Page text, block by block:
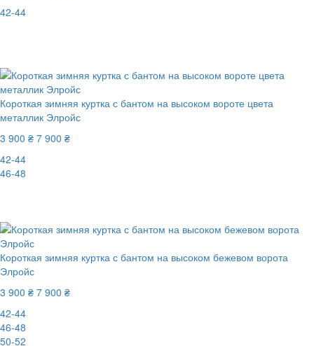
42-44
Короткая зимняя куртка с бантом на высоком вороте цвета
металлик Элройс
3 900 ₴ 7 900 ₴
42-44
46-48
Короткая зимняя куртка с бантом на высоком бежевом ворота
Элройс
3 900 ₴ 7 900 ₴
42-44
46-48
50-52